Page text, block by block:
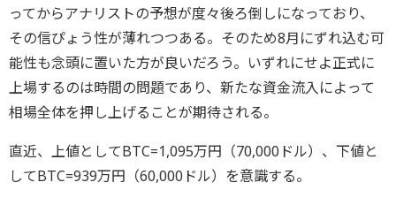
ってからアナリストの予想が度々後ろ倒しになっており、
その信ぴょう性が薄れつつある。そのため8月にずれ込む可
能性も念頭に置いた方が良いだろう。いずれにせよ正式に
上場するのは時間の問題であり、新たな資金流入によって
相場全体を押し上げることが期待される。
直近、上値としてBTC=1,095万円（70,000ドル）、下値と
してBTC=939万円（60,000ドル）を意識する。